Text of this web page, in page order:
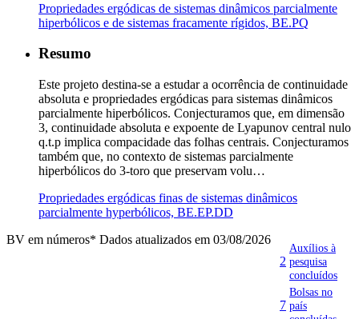
Propriedades ergódicas de sistemas dinâmicos parcialmente
hiperbólicos e de sistemas fracamente rígidos, BE.PQ
Resumo
Este projeto destina-se a estudar a ocorrência de continuidade
absoluta e propriedades ergódicas para sistemas dinâmicos
parcialmente hiperbólicos. Conjecturamos que, em dimensão
3, continuidade absoluta e expoente de Lyapunov central nulo
q.t.p implica compacidade das folhas centrais. Conjecturamos
também que, no contexto de sistemas parcialmente
hiperbólicos do 3-toro que preservam volu…
Propriedades ergódicas finas de sistemas dinâmicos
parcialmente hyperbólicos, BE.EP.DD
BV em números* Dados atualizados em 03/08/2026
2
Auxílios à
pesquisa
concluídos
7
Bolsas no
país